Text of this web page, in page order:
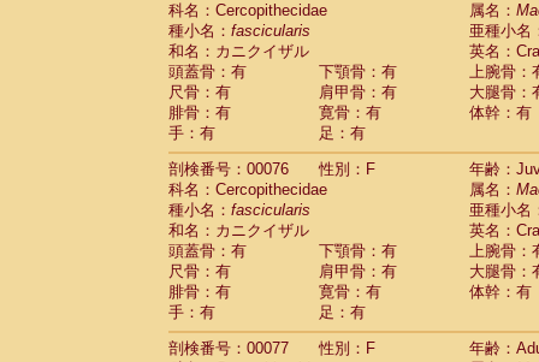
科名：Cercopithecidae
属名：
種小名： fascicularis
亜種小名
和名：カニクイザル
英名：
頭蓋骨：有
下顎骨：有
上腕骨：
尺骨：有
肩甲骨：有
大腿骨：
腓骨：有
寛骨：有
体幹：有
手：有
足：有
剖検番号：00076
性別：F
年齢：
科名：Cercopithecidae
属名：
種小名： fascicularis
亜種小名
和名：カニクイザル
英名：
頭蓋骨：有
下顎骨：有
上腕骨：
尺骨：有
肩甲骨：有
大腿骨：
腓骨：有
寛骨：有
体幹：有
手：有
足：有
剖検番号：00077
性別：F
年齢：